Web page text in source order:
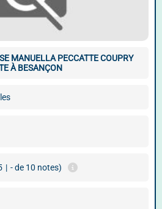
MANUELLA PECCATTE COUPRY
À BESANÇON
| - de 10 notes)